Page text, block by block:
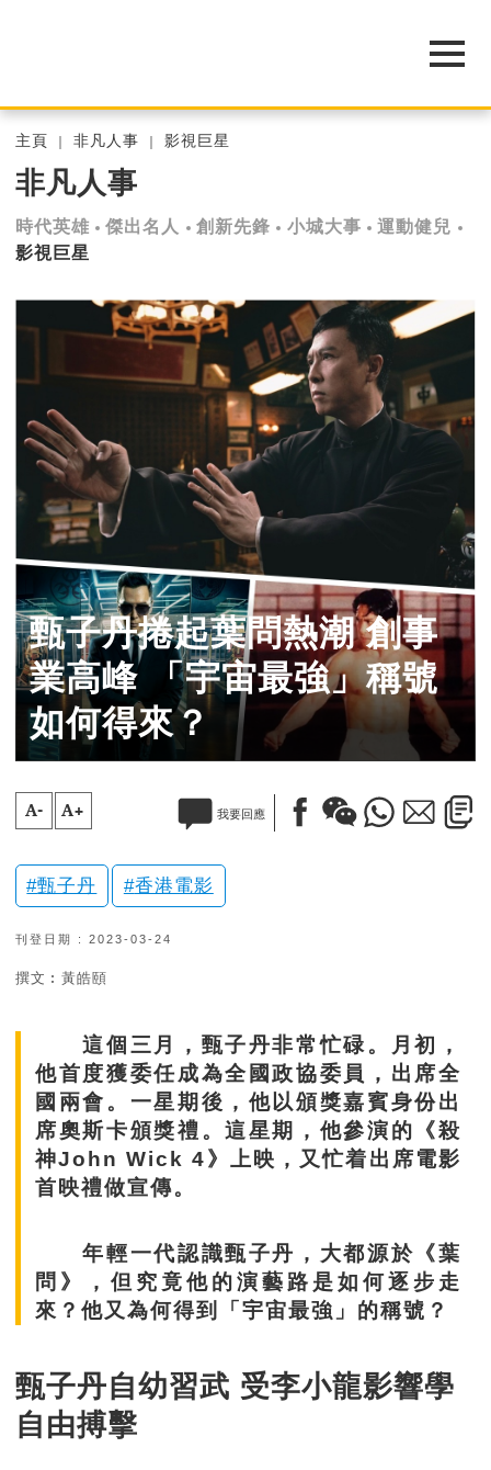
主頁 非凡人事 影視巨星
非凡人事
時代英雄 傑出名人 創新先鋒 小城大事
運動健兒
影視巨星
甄子丹捲起葉問熱潮 創事
業高峰 「宇宙最強」稱號
如何得來？
A- A+ 我要回應
甄子丹 香港電影
刊登日期 : 2023-03-24
撰文︰黃皓頤
這個三月，甄子丹非常忙碌。月初，
他首度獲委任成為全國政協委員，出席全
國兩會。一星期後，他以頒獎嘉賓身份出
席奧斯卡頒獎禮。這星期，他參演的《殺
神John Wick 4》上映，又忙着出席電影
首映禮做宣傳。
年輕一代認識甄子丹，大都源於《葉
問》，但究竟他的演藝路是如何逐步走
來？他又為何得到「宇宙最強」的稱號？
甄子丹自幼習武 受李小龍影響學
自由搏擊